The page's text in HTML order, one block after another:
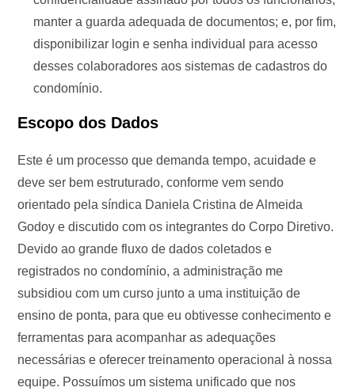
manter a guarda adequada de documentos; e, por fim,
disponibilizar login e senha individual para acesso
desses colaboradores aos sistemas de cadastros do
condomínio.
Escopo dos Dados
Este é um processo que demanda tempo, acuidade e
deve ser bem estruturado, conforme vem sendo
orientado pela síndica Daniela Cristina de Almeida
Godoy e discutido com os integrantes do Corpo Diretivo.
Devido ao grande fluxo de dados coletados e
registrados no condomínio, a administração me
subsidiou com um curso junto a uma instituição de
ensino de ponta, para que eu obtivesse conhecimento e
ferramentas para acompanhar as adequações
necessárias e oferecer treinamento operacional à nossa
equipe. Possuímos um sistema unificado que nos